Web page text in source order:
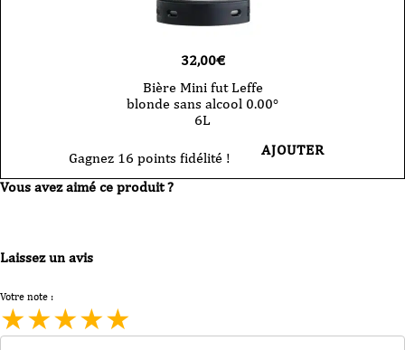
32,00€
Bière Mini fut Leffe
blonde sans alcool 0.00°
6L
Gagnez 16 points fidélité ! AJOUTER
Vous avez aimé ce produit ?
Laissez un avis
Votre note :
★★★★★